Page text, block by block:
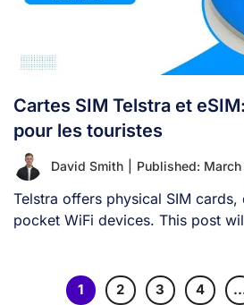
Cartes SIM Telstra et
pour les touristes
David Smith Published:
Telstra offers physical SIM cards,
pocket WiFi devices. This post
1 2 3 4